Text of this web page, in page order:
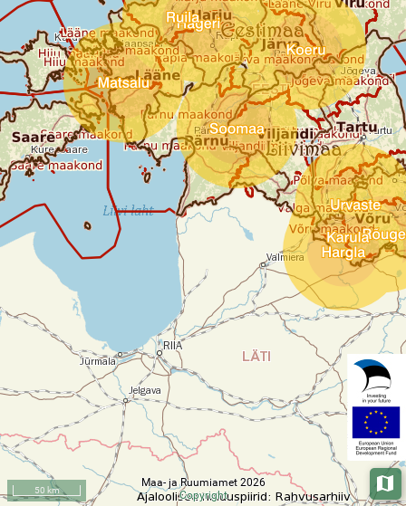
50 km
Maa- ja Ruumiamet 2026
Copyright